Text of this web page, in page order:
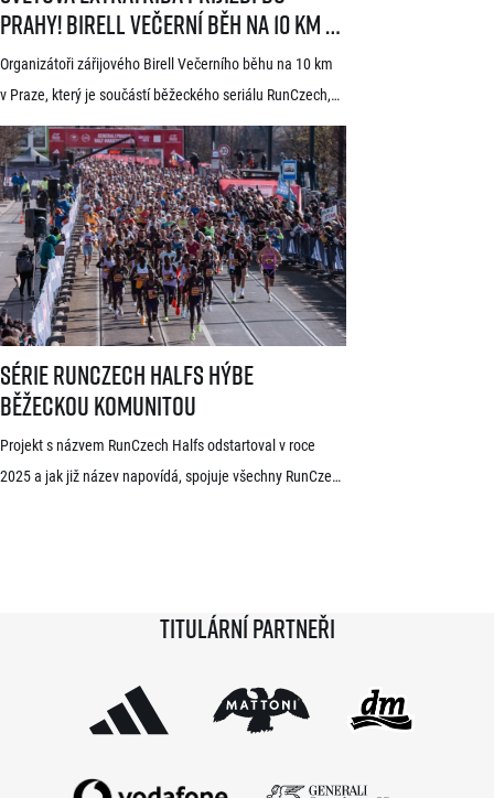
Prahy! Birell Večerní běh na 10 km v
Praze oznámil první jména elitních
běžců
Organizátoři zářijového Birell Večerního běhu na 10 km
v Praze, který je součástí běžeckého seriálu RunCzech,
dnes zveřejnili první jména elitních závodníků pro letošní
ročník. V čele startovního pole se představí přední
světoví vytrvalci z Afriky a Jižní Ameriky, z nichž někteří
již mají s pražskými závody předchozí zkušenosti. V
mužské kategorii potvrdil start rodák z Burundi
dlouhodobě žijící ve Španělsku Rodrigue Kwizera. […]
Série RunCzech Halfs hýbe
běžeckou komunitou
Projekt s názvem RunCzech Halfs odstartoval v roce
2025 a jak již název napovídá, spojuje všechny RunCzech
sezónu a od startu tak uběhlo teprve 18 měsíců,
Série RunCzech Halfs hýbe běžeckou komunitou
Titulární partneři